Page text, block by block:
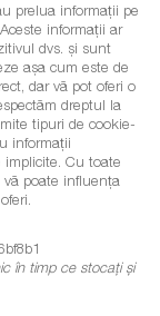
prelua informații pe
informații ar
dvs. și sunt
așa cum este de
dar vă pot oferi o
dreptul la
tipuri de cookie-
informații
Cu toate
poate influența
în timp ce stocați și